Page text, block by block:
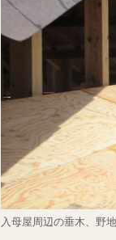
入母屋周辺の垂木、野